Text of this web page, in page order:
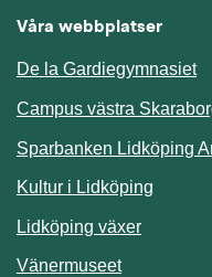
Våra webbplatser
De la Gardiegymnasiet
Campus västra
Sparbanken Lidköping
Kultur i Lidköping
Lidköping växer
Vänermuseet